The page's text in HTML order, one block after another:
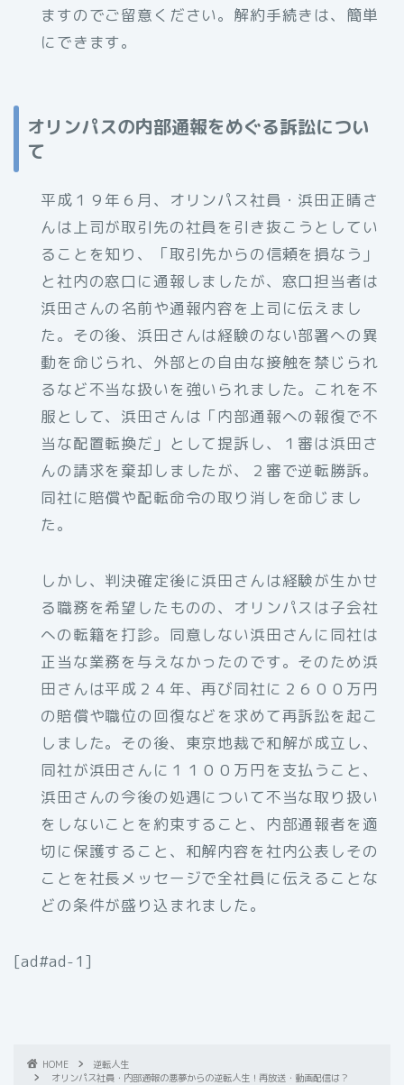
ますのでご留意ください。解約手続きは、簡単
にできます。
オリンパスの内部通報をめぐる訴訟につい
て
平成１９年６月、オリンパス社員・浜田正晴さ
んは上司が取引先の社員を引き抜こうとしてい
ることを知り、「取引先からの信頼を損なう」
と社内の窓口に通報しましたが、窓口担当者は
浜田さんの名前や通報内容を上司に伝えまし
た。その後、浜田さんは経験のない部署への異
動を命じられ、外部との自由な接触を禁じられ
るなど不当な扱いを強いられました。これを不
服として、浜田さんは「内部通報への報復で不
当な配置転換だ」として提訴し、１審は浜田さ
んの請求を棄却しましたが、２審で逆転勝訴。
同社に賠償や配転命令の取り消しを命じまし
た。
しかし、判決確定後に浜田さんは経験が生かせ
る職務を希望したものの、オリンパスは子会社
への転籍を打診。同意しない浜田さんに同社は
正当な業務を与えなかったのです。そのため浜
田さんは平成２４年、再び同社に２６００万円
の賠償や職位の回復などを求めて再訴訟を起こ
しました。その後、東京地裁で和解が成立し、
同社が浜田さんに１１００万円を支払うこと、
浜田さんの今後の処遇について不当な取り扱い
をしないことを約束すること、内部通報者を適
切に保護すること、和解内容を社内公表しその
ことを社長メッセージで全社員に伝えることな
どの条件が盛り込まれました。
[ad#ad-1]
HOME
逆転人生
オリンパス社員・内部通報の悪夢からの逆転人生！再放送・動画配信は？